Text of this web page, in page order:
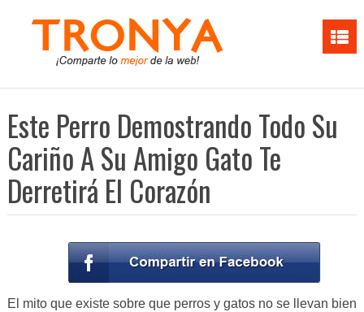
Este Perro Demostrando Todo Su
Cariño A Su Amigo Gato Te
Derretirá El Corazón
El mito que existe sobre que perros y gatos no se llevan bien